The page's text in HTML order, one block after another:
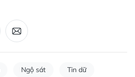
Ngộ sát Tin dữ